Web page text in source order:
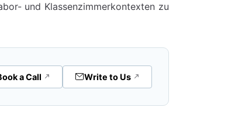
und Klassenzimmerkontexten zu
a Call Write to Us